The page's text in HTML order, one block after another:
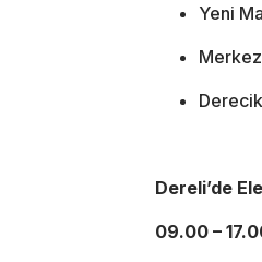
Yeni
Dereli’de
09.00 –